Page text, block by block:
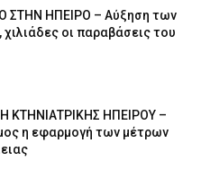
ΣΤΗΝ ΗΠΕΙΡΟ – Αύξηση των
οι παραβάσεις του
ΚΤΗΝΙΑΤΡΙΚΗΣ ΗΠΕΙΡΟΥ –
η εφαρμογή των μέτρων